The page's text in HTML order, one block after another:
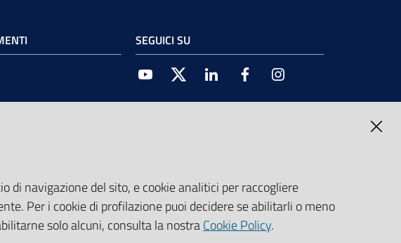
SEGUICI SU
Youtube Twitter Linkedin Facebook
di navigazione del sito, e cookie analitici per raccogliere
Per i cookie di profilazione puoi decidere se abilitarli o meno
solo alcuni, consulta la nostraCookie Policy.